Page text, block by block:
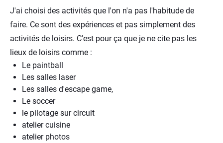
J'ai choisi des activités que l'on n'a pas l'habitude de
faire. Ce sont des expériences et pas simplement des
activités de loisirs. C'est pour ça que je ne cite pas les
lieux de loisirs comme :
Le paintball
Les salles laser
Les salles d'escape game,
Le soccer
le pilotage sur circuit
atelier cuisine
atelier photos